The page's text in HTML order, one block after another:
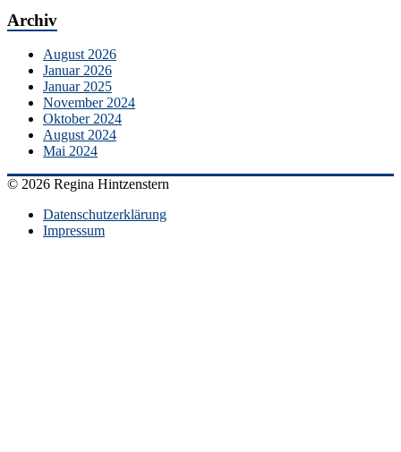
Archiv
August 2026
Januar 2026
Januar 2025
November 2024
Oktober 2024
August 2024
Mai 2024
© 2026 Regina Hintzenstern
Datenschutzerklärung
Impressum